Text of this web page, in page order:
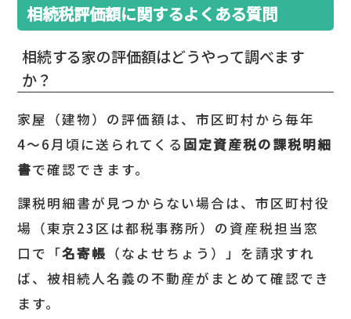
相続税評価額に関するよくある質問
相続する家の評価額はどうやって調べます
か？
家屋（建物）の評価額は、市区町村から毎年
4〜6月頃に送られてくる 固定資産税の課税明細
書で確認できます。
課税明細書が見つからない場合は、市区町村役
場（東京23区は都税事務所）の資産税担当窓
口で「名寄帳 （なよせちょう）」を請求すれ
ば、被相続人名義の不動産がまとめて確認でき
ます。